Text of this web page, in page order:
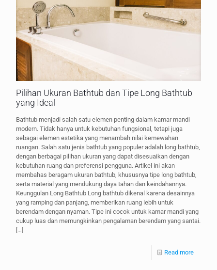
Pilihan Ukuran Bathtub dan Tipe Long Bathtub
yang Ideal
Bathtub menjadi salah satu elemen penting dalam kamar mandi
modern. Tidak hanya untuk kebutuhan fungsional, tetapi juga
sebagai elemen estetika yang menambah nilai kemewahan
ruangan. Salah satu jenis bathtub yang populer adalah long bathtub,
dengan berbagai pilihan ukuran yang dapat disesuaikan dengan
kebutuhan ruang dan preferensi pengguna. Artikel ini akan
membahas beragam ukuran bathtub, khususnya tipe long bathtub,
serta material yang mendukung daya tahan dan keindahannya.
Keunggulan Long Bathtub Long bathtub dikenal karena desainnya
yang ramping dan panjang, memberikan ruang lebih untuk
berendam dengan nyaman. Tipe ini cocok untuk kamar mandi yang
cukup luas dan memungkinkan pengalaman berendam yang santai.
[…]
Read more